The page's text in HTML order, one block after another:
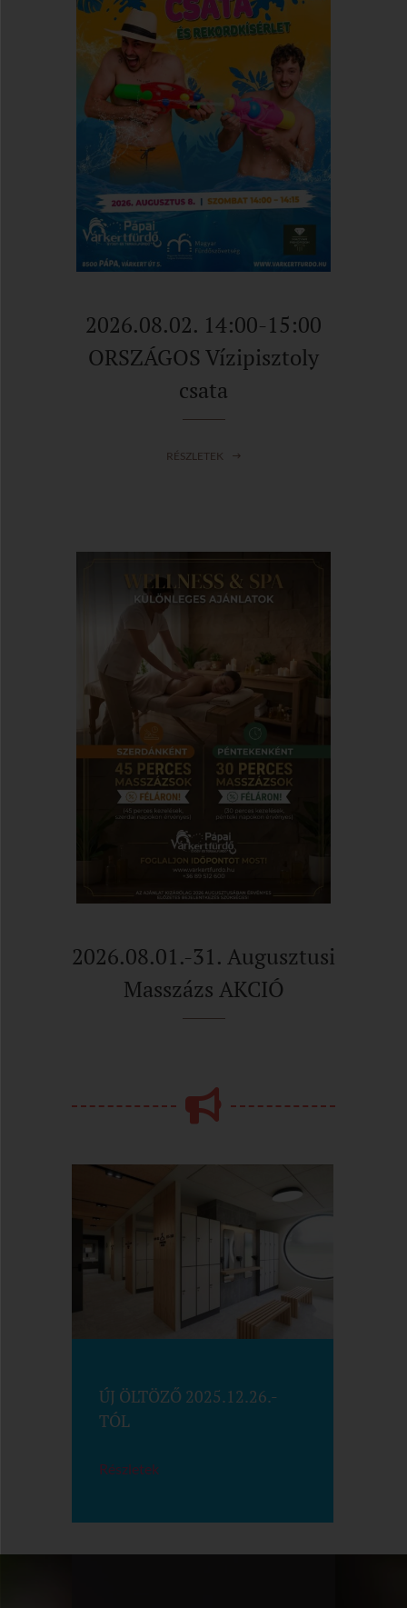
2026.08.02. 14:00-15:00
ORSZÁGOS Vízipisztoly
csata
RÉSZLETEK
2026.08.01.-31. Augusztusi
Masszázs AKCIÓ
ÚJ ÖLTÖZŐ 2025.12.26.-
TÓL
Részletek